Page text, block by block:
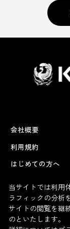
会社概要
利用規約
はじめての方へ
当サイトでは利用
ラフィックの分析
サイトの閲覧を継
のといたします。